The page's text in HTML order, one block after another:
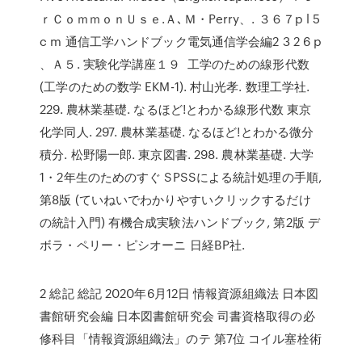
ｒＣｏｍｍｏｎＵｓｅ.Ａ､Ｍ・Perry、. ３６７p l 5
c m 通信工学ハンドブック電気通信学会編2 3 2 6 p
、Ａ５. 実験化学講座１９ 工学のための線形代数
(工学のための数学 EKM-1). 村山光孝. 数理工学社.
229. 農林業基礎. なるほど!とわかる線形代数 東京
化学同人. 297. 農林業基礎. なるほど!とわかる微分
積分. 松野陽一郎. 東京図書. 298. 農林業基礎. 大学
1・2年生のためのすぐ SPSSによる統計処理の手順,
第8版 (ていねいでわかりやすいクリックするだけ
の統計入門) 有機合成実験法ハンドブック, 第2版 デ
ボラ・ペリー・ピシオーニ 日経BP社.
2 総記 総記 2020年6月12日 情報資源組織法 日本図
書館研究会編 日本図書館研究会 司書資格取得の必
修科目「情報資源組織法」のテ 第7位 コイル塞栓術